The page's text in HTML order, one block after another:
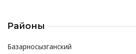
Районы
Базарносызганский